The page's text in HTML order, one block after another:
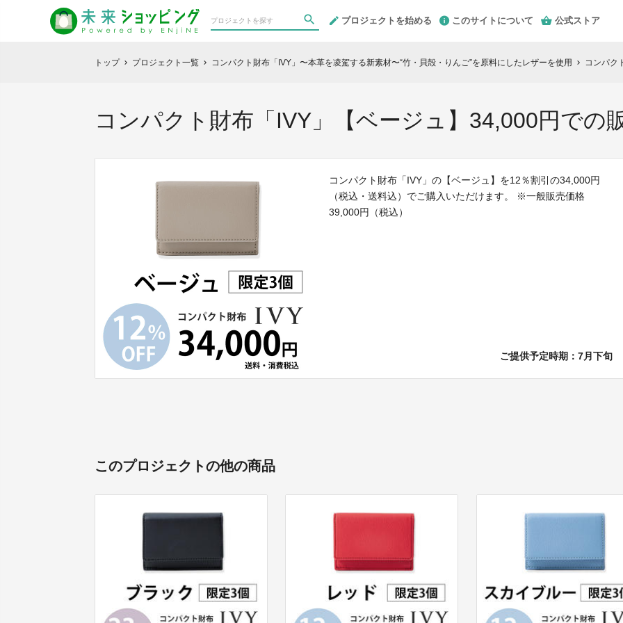
プロジェクトを始める このサイトについて 公式ストア
トップ chevron_right プロジェクト一覧 chevron_right コンパクト財布「IVY」〜本革を凌駕する新素材〜“竹・貝殻・りんご”を原料にしたレザーを使用 chevron_right コンパク
コンパクト財布「IVY」【ベージュ】34,000円での
コンパクト財布「IVY」の【ベージュ】を12％割引の34,000円
（税込・送料込）でご購入いただけます。 ※一般販売価格
39,000円（税込）
ご提供予定時期：7月下旬
このプロジェクトの他の商品